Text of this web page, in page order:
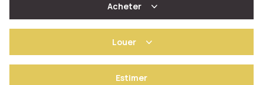
Acheter
Louer
Estimer